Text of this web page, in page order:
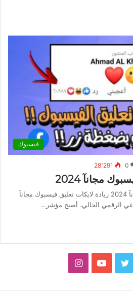
فيسبوك
0 28٬291
مجانآ 2024
زيادة لايكات تعليق فيسبوك مجانآ 2024 زيادة لايكات تعليق فيسبوك مجانآ
تويتر يوتيوبانستقرام